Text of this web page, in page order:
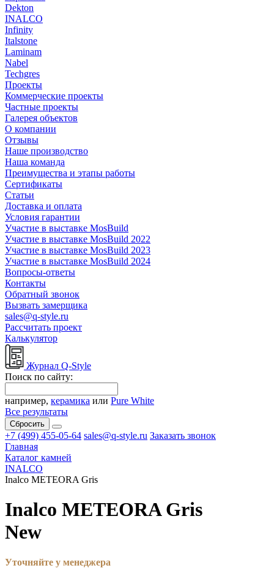
Dekton
INALCO
Infinity
Italstone
Laminam
Nabel
Techgres
Проекты
Коммерческие проекты
Частные проекты
Галерея объектов
О компании
Отзывы
Наше производство
Наша команда
Преимущества и этапы работы
Сертификаты
Статьи
Доставка и оплата
Условия гарантии
Участие в выставке MosBuild
Участие в выставке MosBuild 2022
Участие в выставке MosBuild 2023
Участие в выставке MosBuild 2024
Вопросы-ответы
Контакты
Обратный звонок
Вызвать замерщика
sales@q-style.ru
Рассчитать проект
Калькулятор
Журнал Q-Style
Поиск по сайту:
например, керамика или Pure White
Все результаты
Сбросить
+7 (499) 455-05-64 sales@q-style.ru Заказать звонок
Главная
Каталог камней
INALCO
Inalco METEORA Gris
Inalco METEORA Gris
New
Уточняйте у менеджера